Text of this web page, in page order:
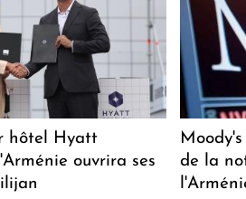
hôtel Hyatt
ouvrira ses
de la